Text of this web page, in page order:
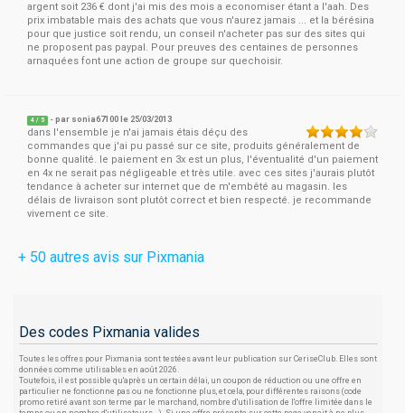
argent soit 236 € dont j'ai mis des mois a economiser étant a l'aah. Des
prix imbatable mais des achats que vous n'aurez jamais ... et la bérésina
pour que justice soit rendu, un conseil n'acheter pas sur des sites qui
ne proposent pas paypal. Pour preuves des centaines de personnes
arnaquées font une action de groupe sur quechoisir.
4 / 5 - par sonia67100 le 25/03/2013
dans l'ensemble je n'ai jamais étais déçu des
commandes que j'ai pu passé sur ce site, produits généralement de
bonne qualité. le paiement en 3x est un plus, l'éventualité d'un paiement
en 4x ne serait pas négligeable et très utile. avec ces sites j'aurais plutôt
tendance à acheter sur internet que de m'embêté au magasin. les
délais de livraison sont plutôt correct et bien respecté. je recommande
vivement ce site.
+ 50 autres avis sur Pixmania
Des codes Pixmania valides
Toutes les offres pour Pixmania sont testées avant leur publication sur CeriseClub. Elles sont
données comme utilisables en août 2026.
Toutefois, il est possible qu'après un certain délai, un coupon de réduction ou une offre en
particulier ne fonctionne pas ou ne fonctionne plus, et cela, pour différentes raisons (code
promo retiré avant son terme par le marchand, nombre d'utilisation de l'offre limitée dans le